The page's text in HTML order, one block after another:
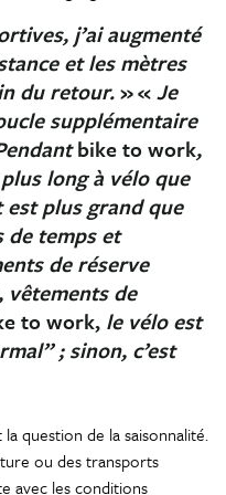
j’ai augmenté
et les mètres
du retour.»«Je
supplémentaire
bike to work,
long à vélo que
est plus grand que
de temps et
de réserve
de
to work, le vélo est
; sinon, c’est
question de la saisonnalité.
ou des transports
avec les conditions